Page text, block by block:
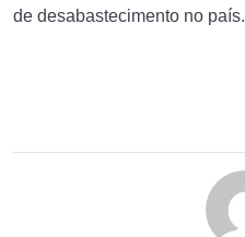
de desabastecimento no país.